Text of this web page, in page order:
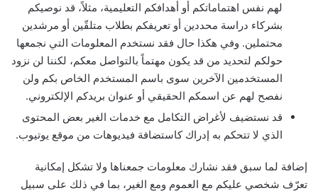
لهم نفس اهتماماتكم أو أهدافكم التعليمية، مثلاً، قد نوصيكم
بشركاء دراسة محددين أو تعريفكم بطلاب متلقّين أو مرشدين
محتملين. وفي هكذا حال فقد نستخدم المعلومات التي نجمعها
حولكم لتحديد من قد يكون مهتماً بالتواصل معكم، لكننا لن نزود
المستخدمين الآخرين سوى باسم المستخدم الخاص بكم ولن
نفصح لهم عن اسمكم الحقيقي أو عنوان بريدكم الإلكتروني.
قد نستضيف لأغراض التكامل مع خدمات الغير بعض المحتوى
الذي لا تتحكم به إدراك كاستضافة فيديوهات من موقع يوتيوب.
إضافة لما سبق فقد نشارك معلومات جمعناها ولا تشكل إمكانية
تعرّف شخصي عليكم مع العموم ومع الغير، بما في ذلك على سبيل